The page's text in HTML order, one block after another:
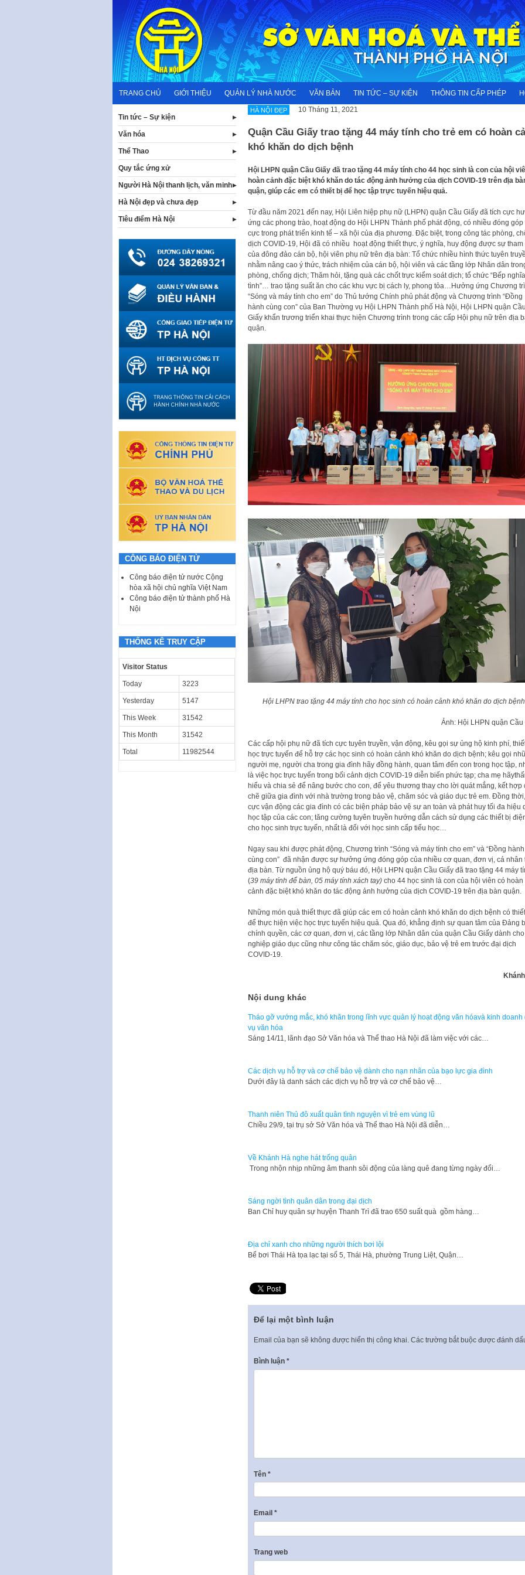
content
TRANG CHỦ GIỚI THIỆU QUẢN LÝ NHÀ NƯỚC VĂN BẢN TIN TỨC – SỰ KIỆN THÔNG TIN CẤP PHÉP
HÀ NỘI ĐẸP 10 Tháng 11, 2021
Quận Cầu Giấy trao tặng 44 máy tính cho trẻ em có hoàn
khó khăn do dịch bệnh
Hội LHPN quận Cầu Giấy đã trao tặng 44 máy tính cho 44 học sinh là con của hội
hoàn cảnh đặc biệt khó khăn do tác động ảnh hưởng của dịch COVID-19 trên địa
quận, giúp các em có thiết bị để học tập trực tuyến hiệu quả.
Từ đầu năm 2021 đến nay, Hội Liên hiệp phụ nữ (LHPN) quận Cầu Giấy đã tích cực
ứng các phong trào, hoạt động do Hội LHPN Thành phố phát động, có nhiều đóng góp
cực trong phát triển kinh tế – xã hội của địa phương. Đặc biệt, trong công tác phòng,
dịch COVID-19, Hội đã có nhiều hoạt động thiết thực, ý nghĩa, huy động được sự tham
của đông đảo cán bộ, hội viên phụ nữ trên địa bàn: Tổ chức nhiều hình thức tuyên
nhằm nâng cao ý thức, trách nhiệm của cán bộ, hội viên và các tầng lớp Nhân dân
phòng, chống dịch; Thăm hỏi, tặng quà các chốt trực kiểm soát dịch; tổ chức “Bếp nghĩa
tình”… trao tặng suất ăn cho các khu vực bị cách ly, phong tỏa…Hưởng ứng Chương
“Sóng và máy tính cho em” do Thủ tướng Chính phủ phát động và Chương trình “Đồng
hành cùng con” của Ban Thường vụ Hội LHPN Thành phố Hà Nội, Hội LHPN quận Cầu
Giấy khẩn trương triển khai thực hiện Chương trình trong các cấp Hội phụ nữ trên địa
quận.
Hội LHPN trao tặng 44 máy tính cho học sinh có hoàn cảnh khó khăn do dịch bệnh
Ảnh: Hội LHPN quận Cầu
Các cấp hội phụ nữ đã tích cực tuyên truyền, vận động, kêu gọi sự ủng hộ kinh phí,
học trực tuyến để hỗ trợ các học sinh có hoàn cảnh khó khăn do dịch bệnh; kêu gọi
người mẹ, người cha trong gia đình hãy đồng hành, quan tâm đến con trong học tập,
là việc học trực tuyến trong bối cảnh dịch COVID-19 diễn biến phức tạp; cha mẹ
hiểu và chia sẻ để nâng bước cho con, để yêu thương thay cho lời quát mắng, kết hợp
chẽ giữa gia đình với nhà trường trong bảo vệ, chăm sóc và giáo dục trẻ em. Đồng
cực vận động các gia đình có các biện pháp bảo vệ sự an toàn và phát huy tối đa hiệu
học tập của các con; tăng cường tuyên truyền hướng dẫn cách sử dụng các thiết bị
cho học sinh trực tuyến, nhất là đối với học sinh cấp tiểu học…
Ngay sau khi được phát động, Chương trình “Sóng và máy tính cho em” và “Đồng hành
cùng con” đã nhận được sự hưởng ứng đóng góp của nhiều cơ quan, đơn vị, cá nhân
địa bàn. Từ nguồn ủng hộ quý báu đó, Hội LHPN quận Cầu Giấy đã trao tặng 44 máy
(39 máy tính để bàn, 05 máy tính xách tay)cho 44 học sinh là con của hội viên có hoàn
cảnh đặc biệt khó khăn do tác động ảnh hưởng của dịch COVID-19 trên địa bàn quận.
Những món quà thiết thực đã giúp các em có hoàn cảnh khó khăn do dịch bệnh có
để thực hiện việc học trực tuyến hiệu quả. Qua đó, khẳng định sự quan tâm của Đảng
chính quyền, các cơ quan, đơn vị, các tầng lớp Nhân dân của quận Cầu Giấy dành
nghiệp giáo dục cũng như công tác chăm sóc, giáo dục, bảo vệ trẻ em trước đại dịch
COVID-19.
Nội dung khác
Tháo gỡ vướng mắc, khó khăn trong lĩnh vực quản lý hoạt động văn hóavà kinh doanh
vụ văn hóa
Sáng 14/11, lãnh đạo Sở Văn hóa và Thể thao Hà Nội đã làm việc với các…
Các dịch vụ hỗ trợ và cơ chế bảo vệ dành cho nạn nhân của bạo lực gia đình
​Dưới đây là danh sách các dịch vụ hỗ trợ và cơ chế bảo vệ…
Thanh niên Thủ đô xuất quân tình nguyện vì trẻ em vùng lũ
Chiều 29/9, tại trụ sở Sở Văn hóa và Thể thao Hà Nội đã diễn…
Về Khánh Hà nghe hát trống quân
Trong nhộn nhịp những âm thanh sôi động của làng quê đang từng ngày đổi…
Sáng ngời tình quân dân trong đại dịch
Ban Chỉ huy quân sự huyện Thanh Trì đã trao 650 suất quà gồm hàng…
Địa chỉ xanh cho những người thích bơi lội
Bể bơi Thái Hà tọa lạc tại số 5, Thái Hà, phường Trung Liệt, Quận…
Để lại một bình luận
Email của bạn sẽ không được hiển thị công khai. Các trường bắt buộc được đánh
Bình luận *
Tên *
Email *
Trang web
Tin tức – Sự kiện
Văn hóa
Thể Thao
Quy tắc ứng xử
Người Hà Nội thanh lịch, văn minh
Hà Nội đẹp và chưa đẹp
Tiêu điểm Hà Nội
CÔNG BÁO ĐIỆN TỬ
Công báo điện tử nước Cộng
hòa xã hội chủ nghĩa Việt Nam
Công báo điện tử thành phố Hà
Nội
THỐNG KÊ TRUY CẬP
Visitor Status
Today 3223
Yesterday 5147
This Week 31542
This Month 31542
Total 11982544